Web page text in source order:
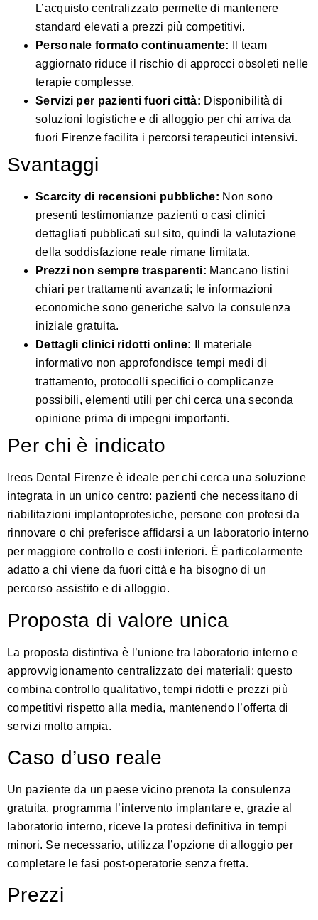
L’acquisto centralizzato permette di mantenere
standard elevati a prezzi più competitivi.
Personale formato continuamente: Il team
aggiornato riduce il rischio di approcci obsoleti nelle
terapie complesse.
Servizi per pazienti fuori città: Disponibilità di
soluzioni logistiche e di alloggio per chi arriva da
fuori Firenze facilita i percorsi terapeutici intensivi.
Svantaggi
Scarcity di recensioni pubbliche: Non sono
presenti testimonianze pazienti o casi clinici
dettagliati pubblicati sul sito, quindi la valutazione
della soddisfazione reale rimane limitata.
Prezzi non sempre trasparenti: Mancano listini
chiari per trattamenti avanzati; le informazioni
economiche sono generiche salvo la consulenza
iniziale gratuita.
Dettagli clinici ridotti online: Il materiale
informativo non approfondisce tempi medi di
trattamento, protocolli specifici o complicanze
possibili, elementi utili per chi cerca una seconda
opinione prima di impegni importanti.
Per chi è indicato
Ireos Dental Firenze è ideale per chi cerca una soluzione
integrata in un unico centro: pazienti che necessitano di
riabilitazioni implantoprotesiche, persone con protesi da
rinnovare o chi preferisce affidarsi a un laboratorio interno
per maggiore controllo e costi inferiori. È particolarmente
adatto a chi viene da fuori città e ha bisogno di un
percorso assistito e di alloggio.
Proposta di valore unica
La proposta distintiva è l’unione tra laboratorio interno e
approvvigionamento centralizzato dei materiali: questo
combina controllo qualitativo, tempi ridotti e prezzi più
competitivi rispetto alla media, mantenendo l’offerta di
servizi molto ampia.
Caso d’uso reale
Un paziente da un paese vicino prenota la consulenza
gratuita, programma l’intervento implantare e, grazie al
laboratorio interno, riceve la protesi definitiva in tempi
minori. Se necessario, utilizza l’opzione di alloggio per
completare le fasi post-operatorie senza fretta.
Prezzi